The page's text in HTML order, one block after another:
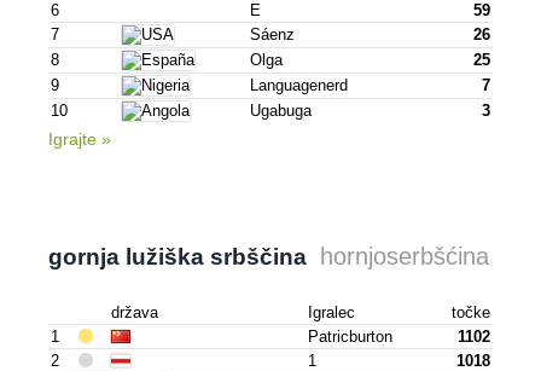
6
E
59
7
Sáenz
26
8
Olga
25
9
Languagenerd
7
10
Ugabuga 3
Igrajte »
gornja lužiška srbščina hornjoserbšćina
država Igralec
točke
1
Patricburton
1102
2
1
1018